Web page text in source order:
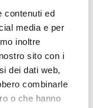
contenuti ed
media e per
inoltre
sito con i
dei dati web,
combinarle
o che hanno